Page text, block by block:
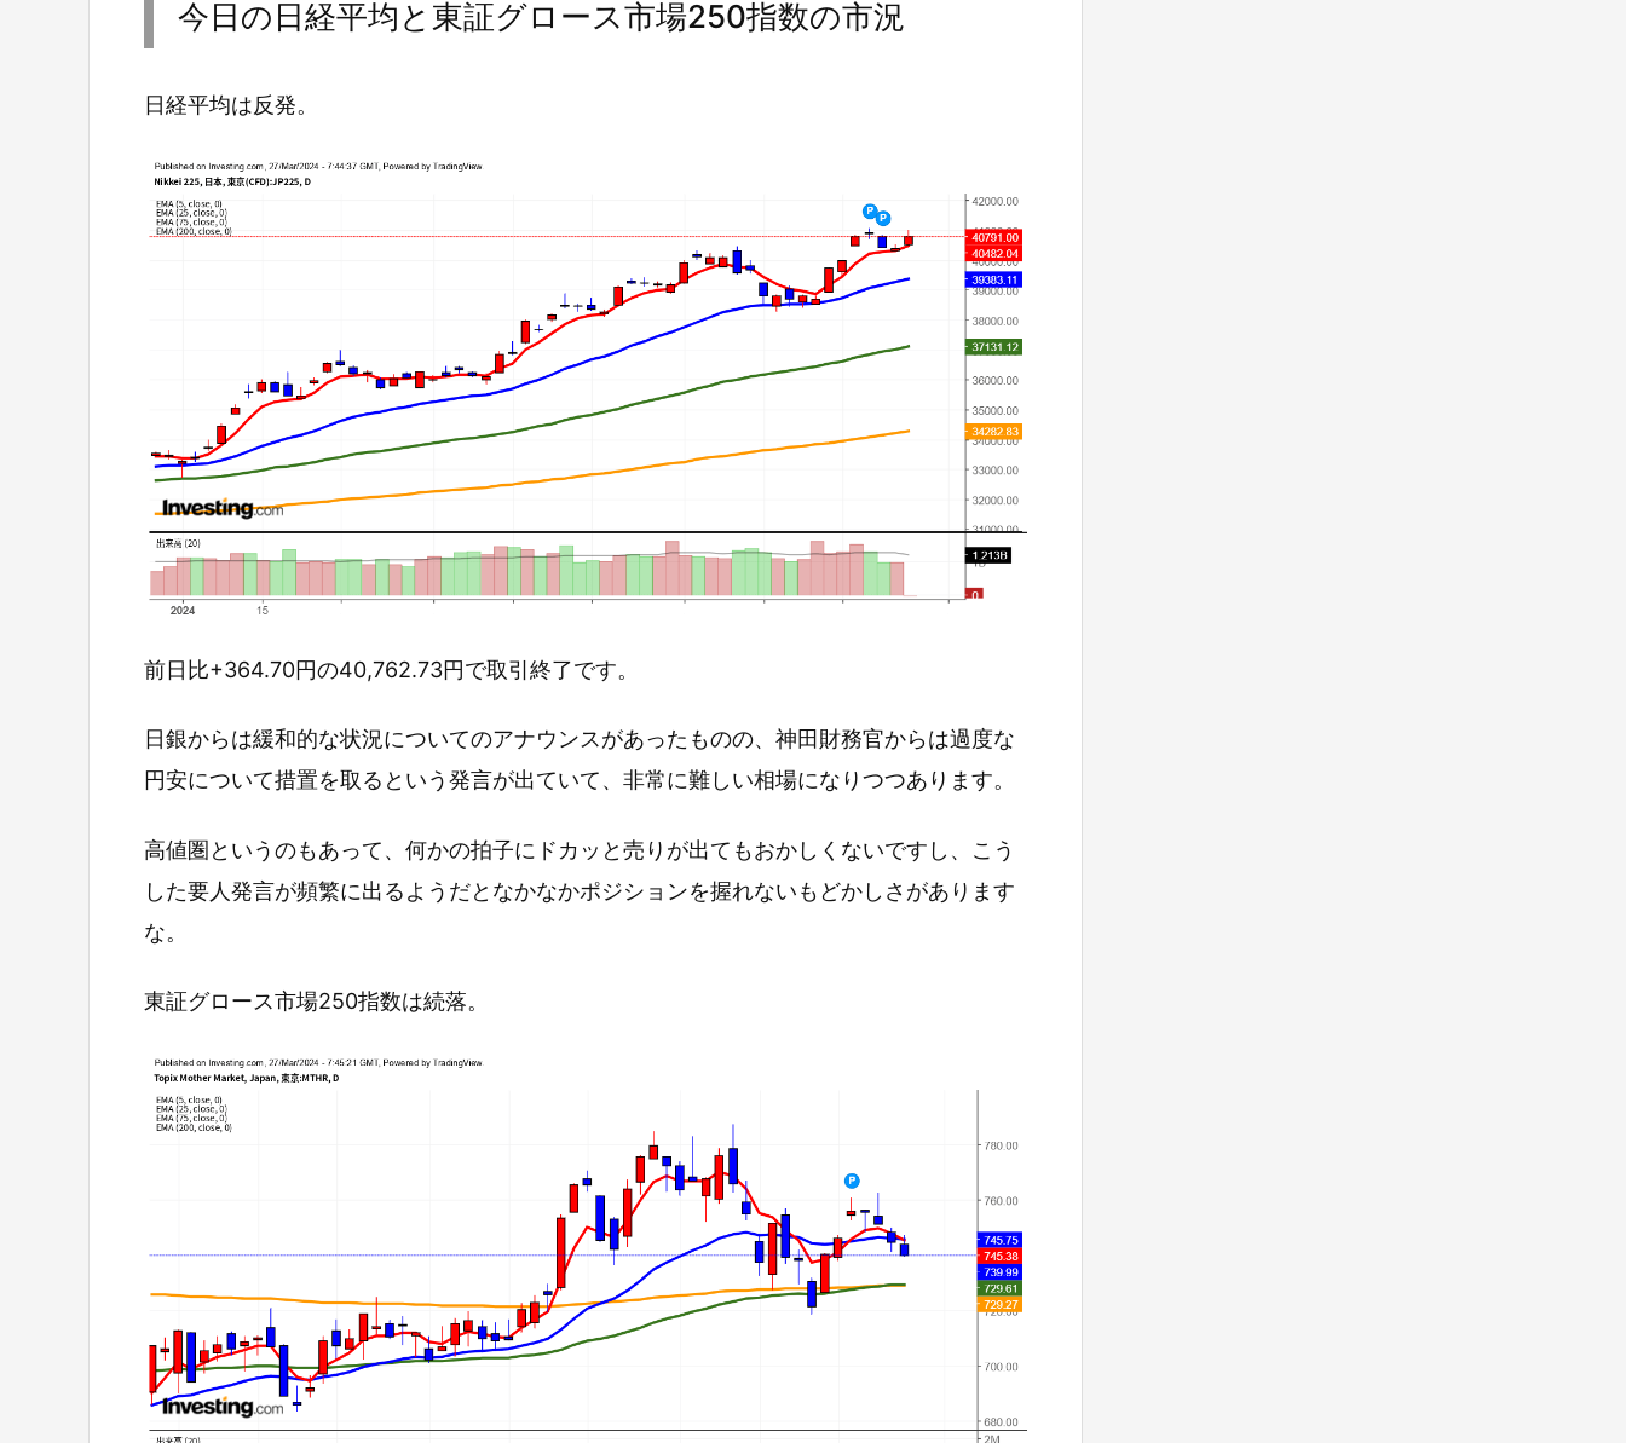
今日の日経平均と東証グロース市場250指数の市況
日経平均は反発。
前日比+364.70円の40,762.73円で取引終了です。
日銀からは緩和的な状況についてのアナウンスがあったものの、神田財務官からは過度な
円安について措置を取るという発言が出ていて、非常に難しい相場になりつつあります。
高値圏というのもあって、何かの拍子にドカッと売りが出てもおかしくないですし、こう
した要人発言が頻繁に出るようだとなかなかポジションを握れないもどかしさがあります
な。
東証グロース市場250指数は続落。